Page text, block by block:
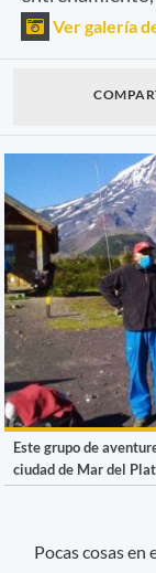
Ver galería
Este grupo de
ciudad de Mar del
Pocas cosas